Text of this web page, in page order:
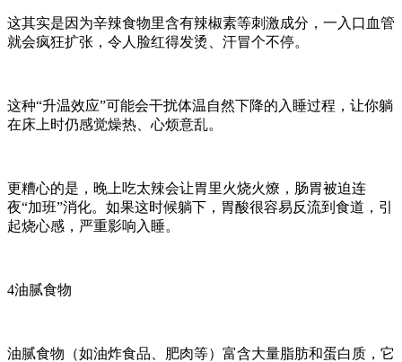
这其实是因为辛辣食物里含有辣椒素等刺激成分，一入口血管
就会疯狂扩张，令人脸红得发烫、汗冒个不停。
这种“升温效应”可能会干扰体温自然下降的入睡过程，让你躺
在床上时仍感觉燥热、心烦意乱。
更糟心的是，晚上吃太辣会让胃里火烧火燎，肠胃被迫连
夜“加班”消化。如果这时候躺下，胃酸很容易反流到食道，引
起烧心感，严重影响入睡。
4油腻食物
油腻食物（如油炸食品、肥肉等）富含大量脂肪和蛋白质，它